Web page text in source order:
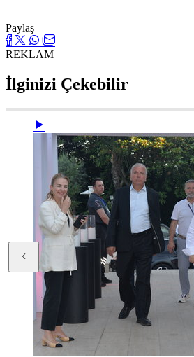
Paylaş
REKLAM
İlginizi Çekebilir